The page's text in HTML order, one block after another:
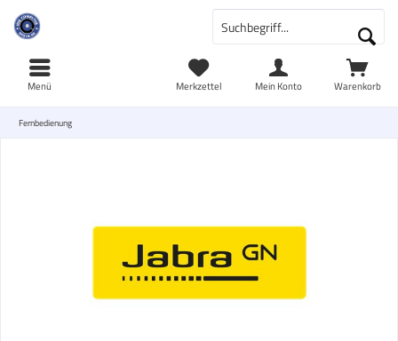
Warenkorb
Merkzettel Mein Konto
Menü
Fernbedienung